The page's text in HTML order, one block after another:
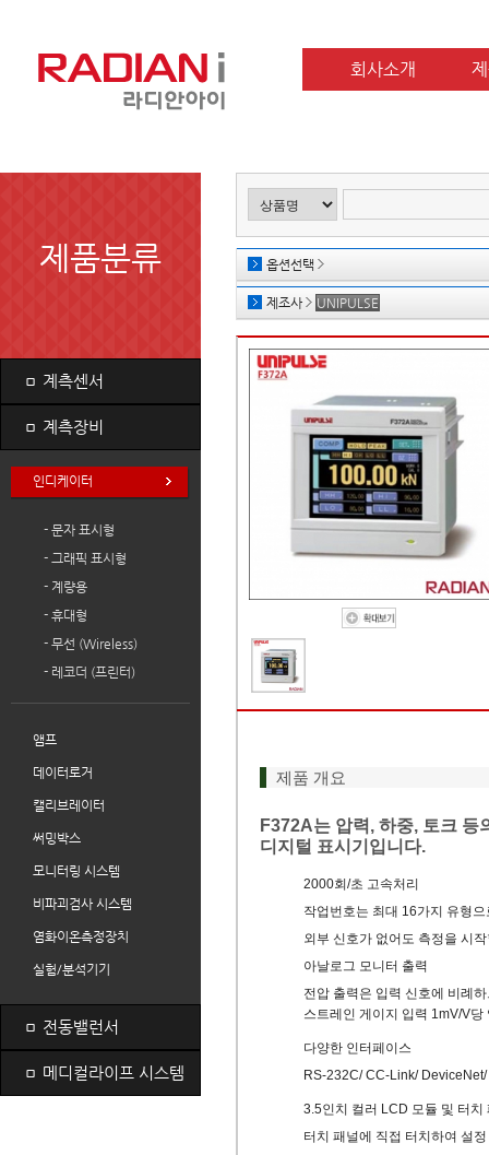
회사소개
제품분류
ㅁ 계측센서
ㅁ 계측장비
인디케이터
- 문자 표시형
- 그래픽 표시형
- 계량용
- 휴대형
- 무선 (Wireless)
- 레코더 (프린터)
앰프
데이터로거
캘리브레이터
써밍박스
모니터링 시스템
비파괴검사 시스템
염화이온측정장치
실험/분석기기
ㅁ 전동밸런서
ㅁ 메디컬라이프 시스템
옵션선택
제조사 UNIPULSE
제품 개요
F372A는 압력, 하중, 토크 등
디지털 표시기입니다.
2000회/초 고속처리
작업번호는 최대 16가지 유형
외부 신호가 없어도 측정을 시
아날로그 모니터 출력
전압 출력은 입력 신호에 비례
스트레인 게이지 입력 1mV/V당
다양한 인터페이스
RS-232C/ CC-Link/
3.5인치 컬러 LCD 모듈 및 터치
터치 패널에 직접 터치하여 설